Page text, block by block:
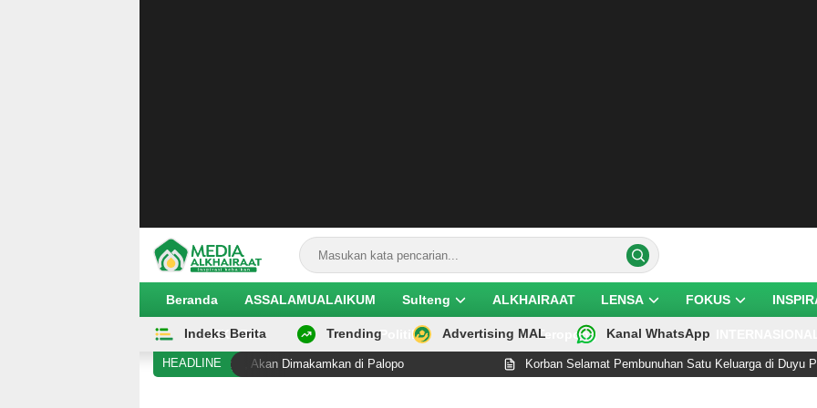
Beranda ASSALAMUALAIKUM Sulteng ALKHAIRAAT LENSA FOKUS
EKOBIS Politik Teropong
Indeks Berita Trending Advertising MAL Kanal WhatsApp
HEADLINE
di Duyu Meninggal, Akan Dimakamkan di Palopo Korban Selamat Pembunuhan Satu Keluarga di Duyu Palu Wafat